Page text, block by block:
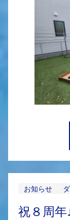
お知らせ
祝８周年